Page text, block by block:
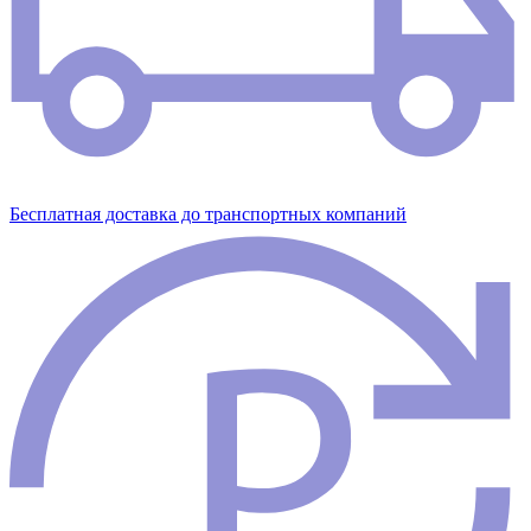
Бесплатная доставка до транспортных компаний